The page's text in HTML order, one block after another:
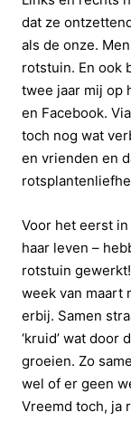
dat ze
als de onze.
rotstuin. En ook
twee jaar mij op
en Facebook.
toch nog wat
en vrienden en
Voor het eerst
haar leven –
rotstuin
week van maart
erbij. Samen
‘kruid’ wat
groeien. Zo
wel of er geen
Vreemd toch, ja